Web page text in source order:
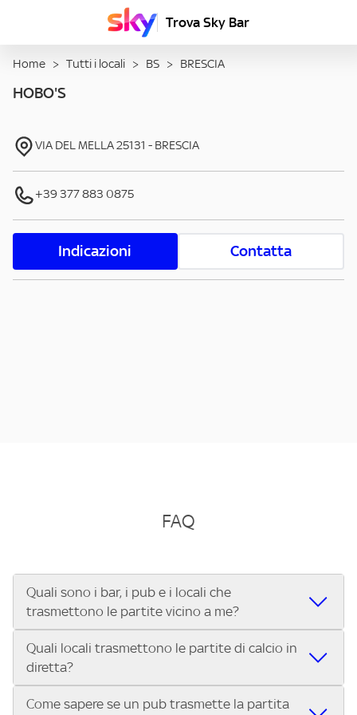
Trova Sky Bar
Home > Tutti i locali > BS > BRESCIA
HOBO'S
VIA DEL MELLA25131 - BRESCIA
+39 377 883 0875
Indicazioni Contatta
FAQ
Quali sono i bar, i pub e i locali che
trasmettono le partite vicino a me?
Se cerchi un bar, pub, ristorante o locale vicino a te per
vedere le partite di Serie A ENILIVE, la Serie C Sky Wifi, la
UEFA Champions League, la UEFA Europa League, la UEFA
Conference League, il Tennis, la Formula 1®, la MotoGP™ e
Quali locali trasmettono le partite di calcio in
diretta?
Vuoi sapere quali bar, pub o ristoranti mostrano le partite
Come sapere se un pub trasmette la partita